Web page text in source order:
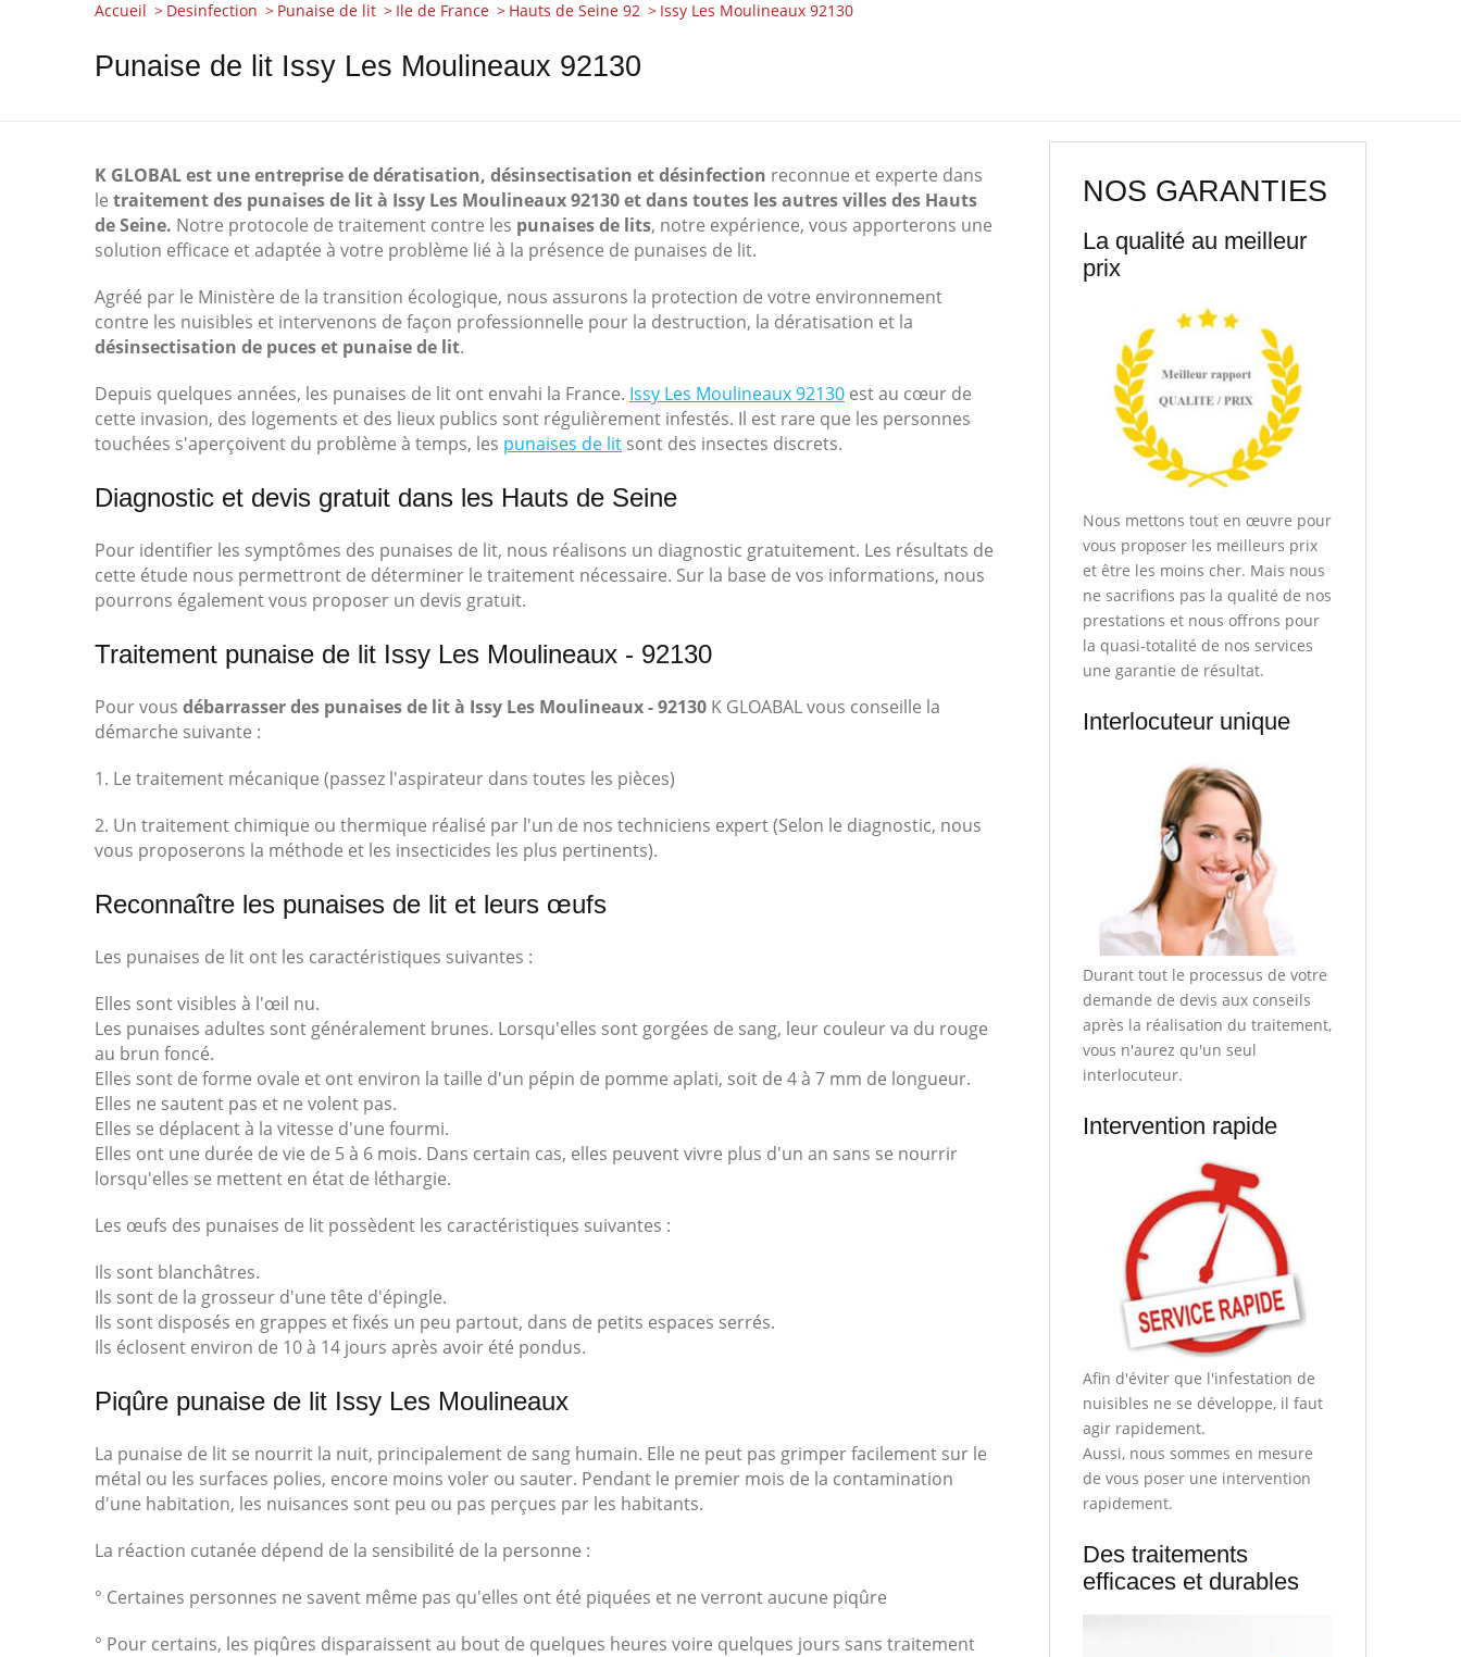
Accueil Desinfection Punaise de lit Ile de France Hauts de Seine 92 Issy Les Moulineaux 92130
Punaise de lit Issy Les Moulineaux 92130
K GLOBAL est une entreprise de dératisation, désinsectisation et désinfection reconnue et experte dans
le traitement des punaises de lit à Issy Les Moulineaux 92130et dans toutes les autres villes des Hauts
de Seine. Notre protocole de traitement contre les punaises de lits, notre expérience, vous apporterons une
solution efficace et adaptée à votre problème lié à la présence de punaises de lit.
Agréé par le Ministère de la transition écologique, nous assurons la protection de votre environnement
contre les nuisibles et intervenons de façon professionnelle pour la destruction, la dératisation et la
désinsectisation de puces et punaise de lit.
Depuis quelques années, les punaises de lit ont envahi la France. Issy Les Moulineaux 92130 est au cœur de
cette invasion, des logements et des lieux publics sont régulièrement infestés. Il est rare que les personnes
touchées s'aperçoivent du problème à temps, les punaises de lit sont des insectes discrets.
Diagnostic et devis gratuit dans les Hauts de Seine
Pour identifier les symptômes des punaises de lit, nous réalisons un diagnostic gratuitement. Les résultats de
cette étude nous permettront de déterminer le traitement nécessaire. Sur la base de vos informations, nous
pourrons également vous proposer un devis gratuit.
Traitement punaise de lit Issy Les Moulineaux - 92130
Pour vous débarrasser des punaises de lit à Issy Les Moulineaux - 92130 K GLOABAL vous conseille la
démarche suivante :
1. Le traitement mécanique (passez l'aspirateur dans toutes les pièces)
2. Un traitement chimique ou thermique réalisé par l'un de nos techniciens expert (Selon le diagnostic, nous
vous proposerons la méthode et les insecticides les plus pertinents).
Reconnaître les punaises de lit et leurs œufs
Les punaises de lit ont les caractéristiques suivantes :
Elles sont visibles à l'œil nu.
Les punaises adultes sont généralement brunes. Lorsqu'elles sont gorgées de sang, leur couleur va du rouge
au brun foncé.
Elles sont de forme ovale et ont environ la taille d'un pépin de pomme aplati, soit de 4 à 7 mm de longueur.
Elles ne sautent pas et ne volent pas.
Elles se déplacent à la vitesse d'une fourmi.
Elles ont une durée de vie de 5 à 6 mois. Dans certain cas, elles peuvent vivre plus d'un an sans se nourrir
lorsqu'elles se mettent en état de léthargie.
Les œufs des punaises de lit possèdent les caractéristiques suivantes :
Ils sont blanchâtres.
Ils sont de la grosseur d'une tête d'épingle.
Ils sont disposés en grappes et fixés un peu partout, dans de petits espaces serrés.
Ils éclosent environ de 10 à 14 jours après avoir été pondus.
Piqûre punaise de lit Issy Les Moulineaux
La punaise de lit se nourrit la nuit, principalement de sang humain. Elle ne peut pas grimper facilement sur le
métal ou les surfaces polies, encore moins voler ou sauter. Pendant le premier mois de la contamination
d'une habitation, les nuisances sont peu ou pas perçues par les habitants.
La réaction cutanée dépend de la sensibilité de la personne :
° Certaines personnes ne savent même pas qu'elles ont été piquées et ne verront aucune piqûre
° Pour certains, les piqûres disparaissent au bout de quelques heures voire quelques jours sans traitement
NOS GARANTIES
La qualité au meilleur
prix
Nous mettons tout en œuvre pour
vous proposer les meilleurs prix
et être les moins cher. Mais nous
ne sacrifions pas la qualité de nos
prestations et nous offrons pour
la quasi-totalité de nos services
une garantie de résultat.
Interlocuteur unique
Durant tout le processus de votre
demande de devis aux conseils
après la réalisation du traitement,
vous n'aurez qu'un seul
interlocuteur.
Intervention rapide
Afin d'éviter que l'infestation de
nuisibles ne se développe, il faut
agir rapidement.
Aussi, nous sommes en mesure
de vous poser une intervention
rapidement.
Des traitements
efficaces et durables